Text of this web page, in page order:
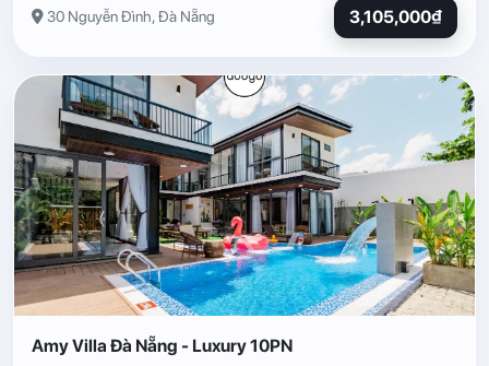
30 Nguyễn Đình, Đà Nẵng 3,105,000₫
Amy Villa Đà Nẵng - Luxury 10PN